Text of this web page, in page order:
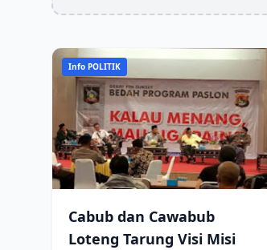
Info POLITIK
Cabub dan Cawabub
Loteng Tarung Visi Misi